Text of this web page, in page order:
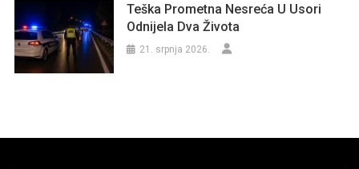
Teška Prometna Nesreća U Usori
Odnijela Dva Života
21. srpnja 2026.